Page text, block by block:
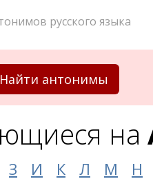
русского языка
Найти антонимы
на
З И К Л М Н